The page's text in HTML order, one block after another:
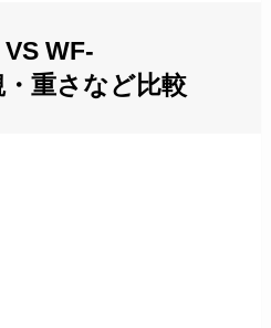
WF-
重さなど比較